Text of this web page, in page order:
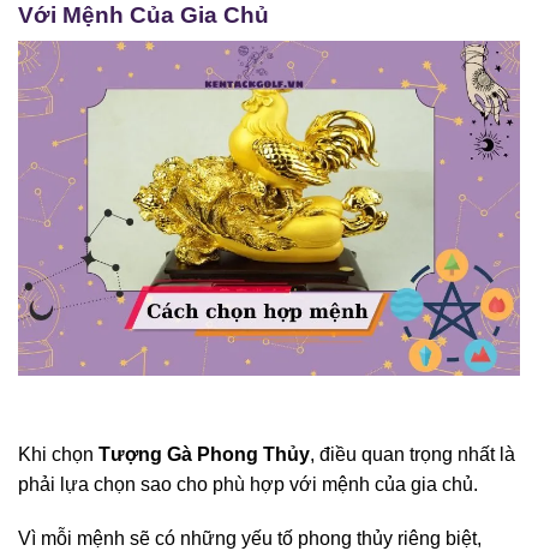
Với Mệnh Của Gia Chủ
Khi chọn Tượng Gà Phong Thủy, điều quan trọng nhất là
phải lựa chọn sao cho phù hợp với mệnh của gia chủ.
Vì mỗi mệnh sẽ có những yếu tố phong thủy riêng biệt,